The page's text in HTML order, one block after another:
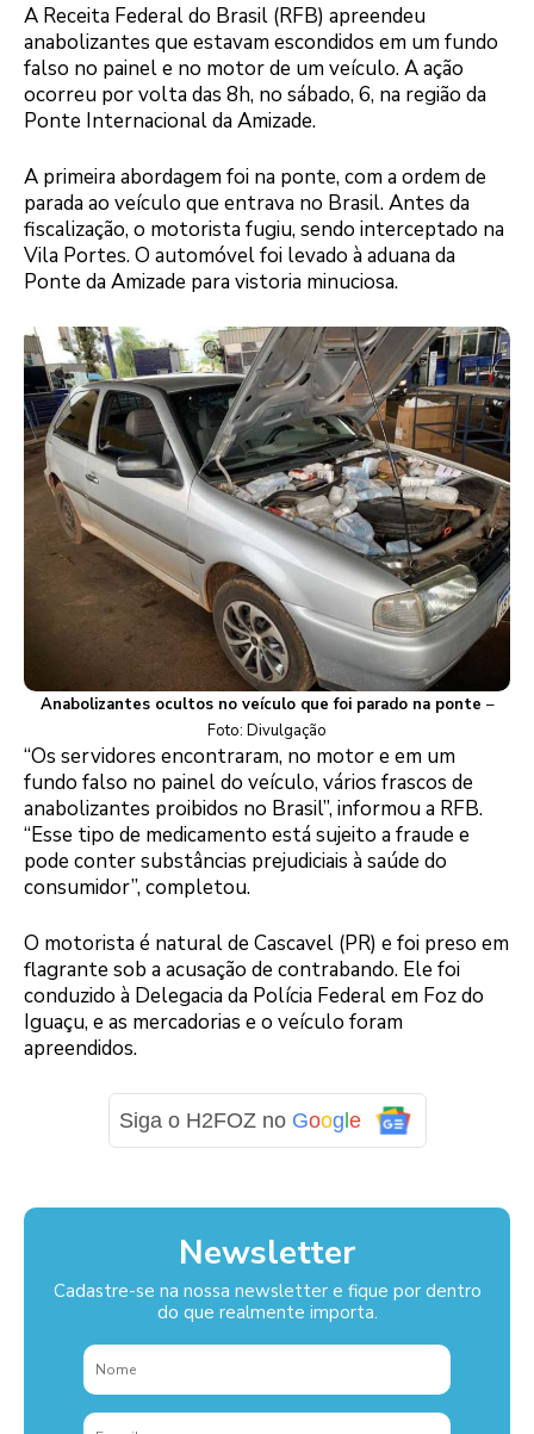
A Receita Federal do Brasil (RFB) apreendeu
anabolizantes que estavam escondidos em um fundo
falso no painel e no motor de um veículo. A ação
ocorreu por volta das 8h, no sábado, 6, na região da
Ponte Internacional da Amizade.
A primeira abordagem foi na ponte, com a ordem de
parada ao veículo que entrava no Brasil. Antes da
fiscalização, o motorista fugiu, sendo interceptado na
Vila Portes. O automóvel foi levado à aduana da
Ponte da Amizade para vistoria minuciosa.
Anabolizantes ocultos no veículo que foi parado na ponte –
Foto: Divulgação
“Os servidores encontraram, no motor e em um
fundo falso no painel do veículo, vários frascos de
anabolizantes proibidos no Brasil”, informou a RFB.
“Esse tipo de medicamento está sujeito a fraude e
pode conter substâncias prejudiciais à saúde do
consumidor”, completou.
O motorista é natural de Cascavel (PR) e foi preso em
flagrante sob a acusação de contrabando. Ele foi
conduzido à Delegacia da Polícia Federal em Foz do
Iguaçu, e as mercadorias e o veículo foram
apreendidos.
Siga o H2FOZ no Google
Newsletter
Cadastre-se na nossa newsletter e fique por dentro
do que realmente importa.